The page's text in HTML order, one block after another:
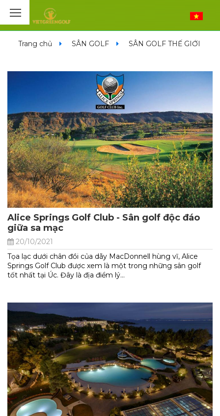
Trang chủ SÂN GOLF SÂN GOLF THẾ GIỚI
Alice Springs Golf Club - Sân golf độc đáo
giữa sa mạc
20/10/2021
Tọa lạc dưới chân đồi của dãy MacDonnell hùng vĩ, Alice
Springs Golf Club được xem là một trong những sân golf
tốt nhất tại Úc. Đây là địa điểm lý...